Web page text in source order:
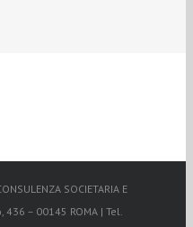
SOCIETARIA E
436 – 00145 ROMA | Tel.